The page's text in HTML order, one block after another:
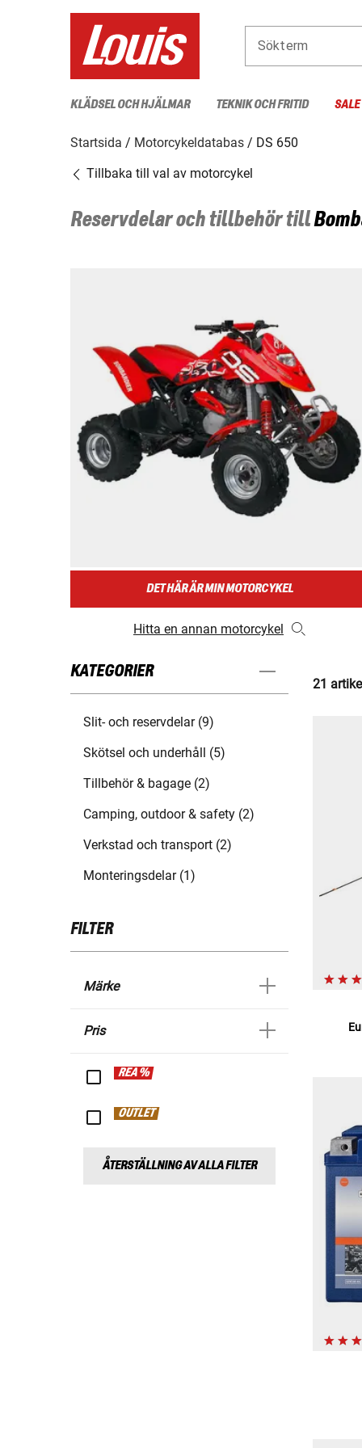
Sökterm
KLÄDSEL OCH HJÄLMAR TEKNIK OCH FRITID
Startsida Motorcykeldatabas
DS 650
Tillbaka till val av motorcykel
Reservdelar och tillbehör till
DET HÄR ÄR MIN MOTORCYKEL
Hitta en annan motorcykel
KATEGORIER
Slit- och reservdelar (9)
Skötsel och underhåll (5)
Tillbehör & bagage (2)
Camping, outdoor & safety (2)
Verkstad och transport (2)
Monteringsdelar (1)
FILTER
Märke
Pris
REA %
OUTLET
ÅTERSTÄLLNING AV ALLA FILTER
21